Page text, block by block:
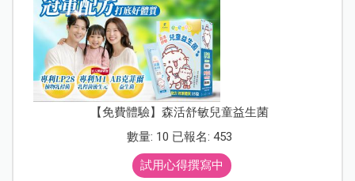
【免費體驗】森活舒敏兒童益生菌
數量: 10 已報名: 453
試用心得撰寫中